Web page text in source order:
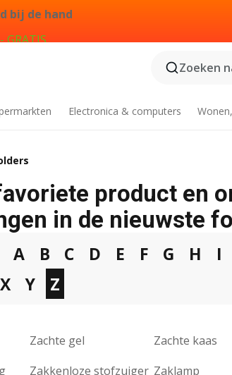
bij de hand
GRATIS
Zoeken
Electronica & computers
product en
in de nieuwste
A B C D E F G H I
X Y Z
Zachte gel Zachte kaas
Zakkenloze stofzuiger Zaklamp